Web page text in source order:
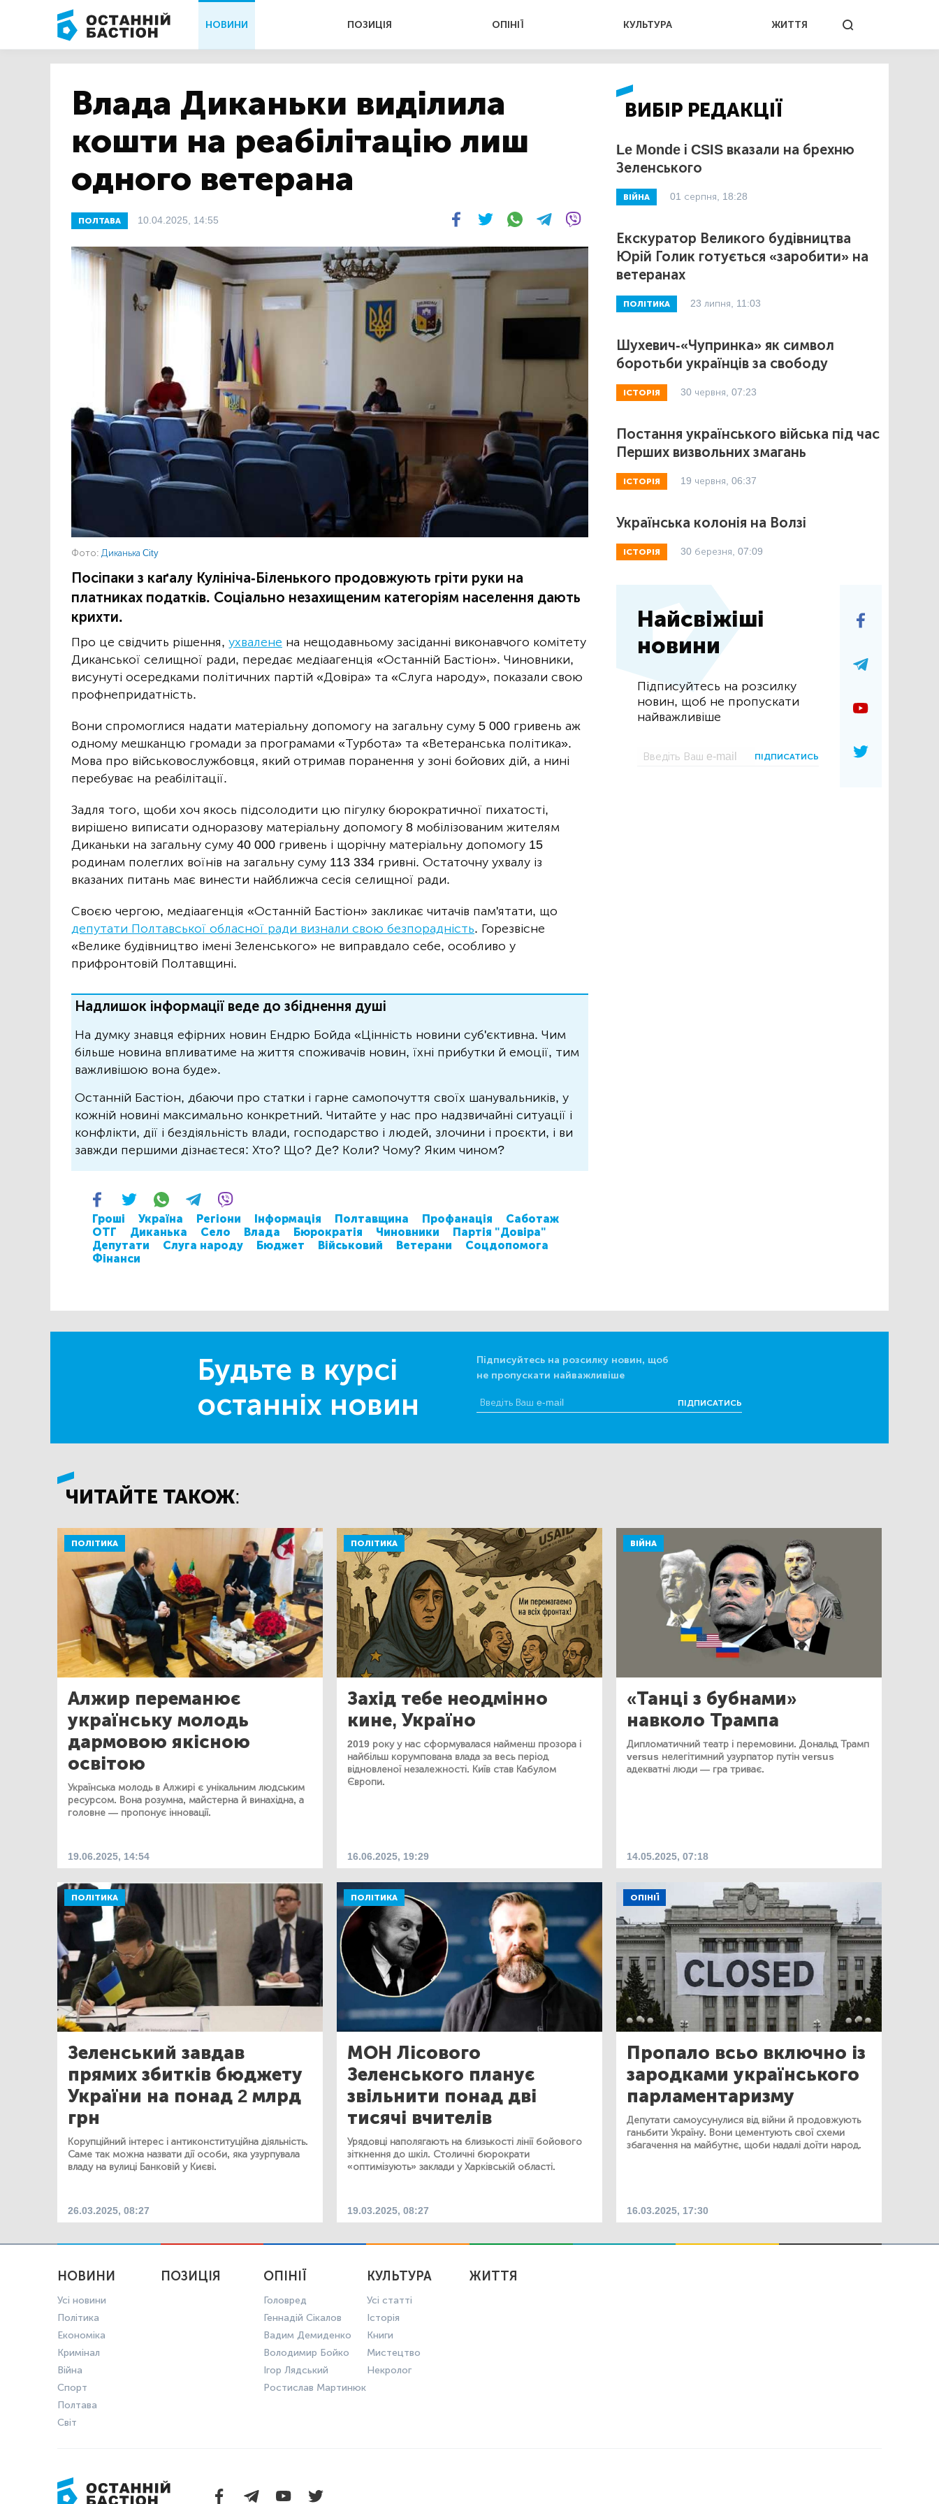
НОВИНИ ПОЗИЦІЯ ОПІНІЇ КУЛЬТУРА ЖИТТЯ
Влада Диканьки виділила
кошти на реабілітацію лиш
одного ветерана
ПОЛТАВА 10.04.2025, 14:55
Фото: Диканька City
Посіпаки з каґалу Кулініча-Біленького продовжують гріти руки на
платниках податків. Соціально незахищеним категоріям населення дають
крихти.
Про це свідчить рішення, ухвалене на нещодавньому засіданні виконавчого комітету
Диканської селищної ради, передає медіаагенція «Останній Бастіон». Чиновники,
висунуті осередками політичних партій «Довіра» та «Слуга народу», показали свою
профнепридатність.
Вони спромоглися надати матеріальну допомогу на загальну суму 5 000 гривень аж
одному мешканцю громади за програмами «Турбота» та «Ветеранська політика».
Мова про військовослужбовця, який отримав поранення у зоні бойових дій, а нині
перебуває на реабілітації.
Задля того, щоби хоч якось підсолодити цю пігулку бюрократичної пихатості,
вирішено виписати одноразову матеріальну допомогу 8 мобілізованим жителям
Диканьки на загальну суму 40 000 гривень і щорічну матеріальну допомогу 15
родинам полеглих воїнів на загальну суму 113 334 гривні. Остаточну ухвалу із
вказаних питань має винести найближча сесія селищної ради.
Своєю чергою, медіаагенція «Останній Бастіон» закликає читачів пам'ятати, що
депутати Полтавської обласної ради визнали свою безпорадність. Горезвісне
«Велике будівництво імені Зеленського» не виправдало себе, особливо у
прифронтовій Полтавщині.
Надлишок інформації веде до збіднення душі
На думку знавця ефірних новин Ендрю Бойда «Цінність новини суб'єктивна. Чим
більше новина впливатиме на життя споживачів новин, їхні прибутки й емоції, тим
важливішою вона буде».
Останній Бастіон, дбаючи про статки і гарне самопочуття своїх шанувальників, у
кожній новині максимально конкретний. Читайте у нас про надзвичайні ситуації і
конфлікти, дії і бездіяльність влади, господарство і людей, злочини і проєкти, і ви
завжди першими дізнаєтеся: Хто? Що? Де? Коли? Чому? Яким чином?
Гроші Україна Регіони Інформація Полтавщина Профанація
Саботаж
ОТГ
Диканька Село Влада Бюрократія Чиновники
Партія "Довіра"
Депутати
Слуга народу Бюджет Військовий Ветерани
Соцдопомога
Фінанси
ВИБІР РЕДАКЦІЇ
Le Monde і CSIS вказали на брехню
Зеленського
ВІЙНА 01 серпня, 18:28
Екскуратор Великого будівництва
Юрій Голик готується «заробити» на
ветеранах
ПОЛІТИКА 23 липня, 11:03
Шухевич-«Чупринка» як символ
боротьби українців за свободу
ІСТОРІЯ 30 червня, 07:23
Постання українського війська під час
Перших визвольних змагань
ІСТОРІЯ 19 червня, 06:37
Українська колонія на Волзі
ІСТОРІЯ 30 березня, 07:09
Найсвіжіші
новини
Підписуйтесь на розсилку
новин, щоб не пропускати
найважливіше
ПІДПИСАТИСЬ
Будьте в курсі
останніх новин
Підписуйтесь на розсилку новин, щоб
не пропускати найважливіше
ПІДПИСАТИСЬ
ЧИТАЙТЕ ТАКОЖ:
ПОЛІТИКА
Алжир переманює
українську молодь
дармовою якісною
освітою
Українська молодь в Алжирі є унікальним людським
ресурсом. Вона розумна, майстерна й винахідна, а
головне — пропонує інновації.
19.06.2025, 14:54
ПОЛІТИКА
Захід тебе неодмінно
кине, Україно
2019 року у нас сформувалася найменш прозора і
найбільш корумпована влада за весь період
відновленої незалежності. Київ став Кабулом
Європи.
16.06.2025, 19:29
ВІЙНА
«Танці з бубнами»
навколо Трампа
Дипломатичний театр і перемовини. Дональд Трамп
versus нелегітимний узурпатор путін versus
адекватні люди — гра триває.
14.05.2025, 07:18
ПОЛІТИКА
Зеленський завдав
прямих збитків бюджету
України на понад 2 млрд
грн
Корупційний інтерес і антиконституційна діяльність.
Саме так можна назвати дії особи, яка узурпувала
владу на вулиці Банковій у Києві.
26.03.2025, 08:27
ПОЛІТИКА
МОН Лісового
Зеленського планує
звільнити понад дві
тисячі вчителів
Урядовці наполягають на близькості лінії бойового
зіткнення до шкіл. Столичні бюрократи
«оптимізують» заклади у Харківській області.
19.03.2025, 08:27
ОПІНІЇ
Пропало всьо включно із
зародками українського
парламентаризму
Депутати самоусунулися від війни й продовжують
ганьбити Україну. Вони цементують свої схеми
збагачення на майбутнє, щоби надалі доїти народ.
16.03.2025, 17:30
НОВИНИ
Усі новини
Політика
Економіка
Кримінал
Війна
Спорт
Полтава
Світ
ПОЗИЦІЯ ОПІНІЇ
Головред
Геннадій Сікалов
Вадим Демиденко
Володимир Бойко
Ігор Лядський
Ростислав Мартинюк
КУЛЬТУРА
Усі статті
Історія
Книги
Мистецтво
Некролог
ЖИТТЯ